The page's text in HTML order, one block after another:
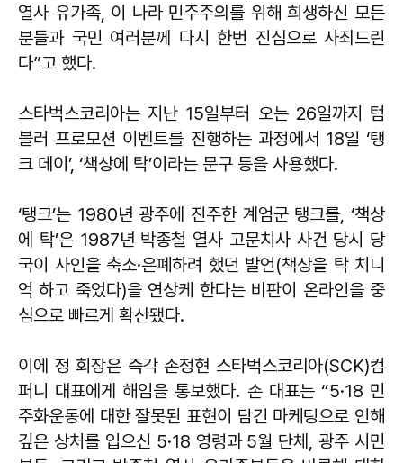
열사 유가족, 이 나라 민주주의를 위해 희생하신 모든
분들과 국민 여러분께 다시 한번 진심으로 사죄드린
다”고 했다.
스타벅스코리아는 지난 15일부터 오는 26일까지 텀
블러 프로모션 이벤트를 진행하는 과정에서 18일 ‘탱
크 데이’, ‘책상에 탁’이라는 문구 등을 사용했다.
‘탱크’는 1980년 광주에 진주한 계엄군 탱크를, ‘책상
에 탁’은 1987년 박종철 열사 고문치사 사건 당시 당
국이 사인을 축소·은폐하려 했던 발언(책상을 탁 치니
억 하고 죽었다)을 연상케 한다는 비판이 온라인을 중
심으로 빠르게 확산됐다.
이에 정 회장은 즉각 손정현 스타벅스코리아(SCK)컴
퍼니 대표에게 해임을 통보했다. 손 대표는 “5·18 민
주화운동에 대한 잘못된 표현이 담긴 마케팅으로 인해
깊은 상처를 입으신 5·18 영령과 5월 단체, 광주 시민